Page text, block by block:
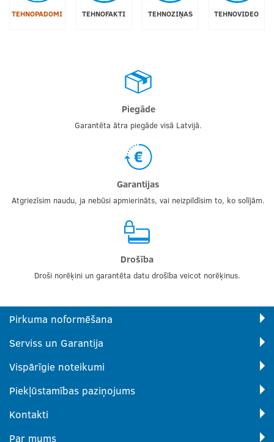
TEHNOPADOMI TEHNOFAKTI TEHNOZIŅAS TEHNOVIDEO
Piegāde
Garantēta ātra piegāde visā Latvijā.
Garantijas
Atgriezīsim naudu, ja nebūsi apmierināts, vai neizpildīsim to, ko solījām.
Drošība
Droši norēķini un garantēta datu drošība veicot norēķinus.
Pirkuma noformēšana
Serviss un Garantija
Vispārīgie noteikumi
Piekļūstamības paziņojums
Kontakti
Par mums